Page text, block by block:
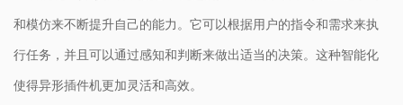
和模仿来不断提升自己的能力。它可以根据用户的指令和需求来执
行任务，并且可以通过感知和判断来做出适当的决策。这种智能化
使得异形插件机更加灵活和高效。